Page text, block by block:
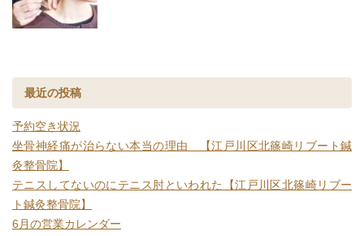
最近の投稿
予約空き状況
坐骨神経痛が治らない本当の理由 【江戸川区北篠崎リブート鍼
灸整骨院】
テニスしてないのにテニス肘といわれた【江戸川区北篠崎リブー
ト鍼灸整骨院】
6月の営業カレンダー